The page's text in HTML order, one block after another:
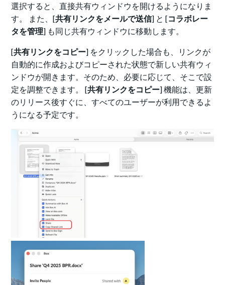
選択すると、直接共有ウィンドウを開けるようになりま
す。 また、[共有リンクをメールで送信] と [コラボレー
タを管理] も同じ共有ウィンドウに移動します。
[共有リンクをコピー] をクリックした場合も、リンクが
自動的に作成およびコピーされた状態で新しい共有ウィ
ンドウが開きます。そのため、必要に応じて、そこで設
定を調整できます。 [共有リンクをコピー] 機能は、更新
のリリース後すぐに、すべてのユーザーが利用できるよ
うになる予定です。